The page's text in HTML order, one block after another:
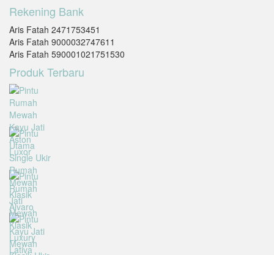
Rekening Bank
Aris Fatah 2471753451
Aris Fatah 9000032747611
Aris Fatah 590001021751530
Produk Terbaru